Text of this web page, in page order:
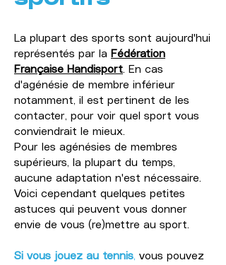
La plupart des sports sont aujourd'hui
représentés par la Fédération
Française Handisport. En cas
d'agénésie de membre inférieur
notamment, il est pertinent de les
contacter, pour voir quel sport vous
conviendrait le mieux.
Pour les agénésies de membres
supérieurs, la plupart du temps,
aucune adaptation n'est nécessaire.
Voici cependant quelques petites
astuces qui peuvent vous donner
envie de vous (re)mettre au sport.
Si vous jouez au tennis, vous pouvez